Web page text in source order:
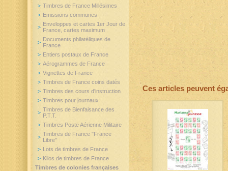
Ces articles peuvent
Timbres de France Millésimes
Emissions communes
Enveloppes et cartes 1er Jour de
France, cartes maximum
Documents philatéliques de
France
Entiers postaux de France
Aérogrammes de France
Vignettes de France
Timbres de France coins datés
Timbres des cours d'instruction
Timbres pour journaux
Timbres de Bienfaisance des
P.T.T.
Timbres Poste Aérienne Militaire
Timbres de France "France
Libre"
Lots de timbres de France
Kilos de timbres de France
Timbres de colonies françaises